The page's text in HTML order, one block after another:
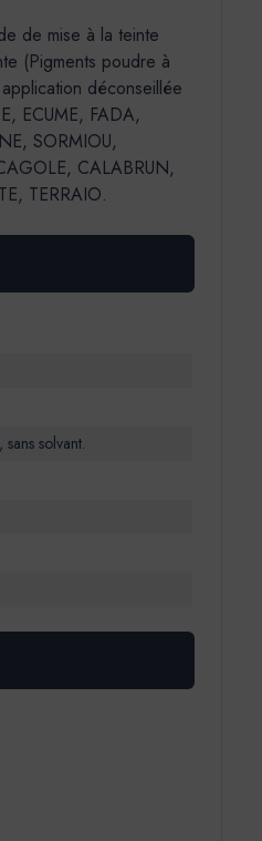
de mise à la teinte
(Pigments poudre à
déconseillée
ECUME, FADA,
SORMIOU,
CALABRUN,
TERRAIO.
solvant.